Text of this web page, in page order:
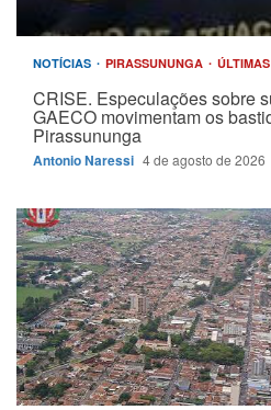
NOTÍCIAS PIRASSUNUNGA
CRISE. Especulações sobre
GAECO movimentam os
Pirassununga
Antonio Naressi 4 de agosto de 2026